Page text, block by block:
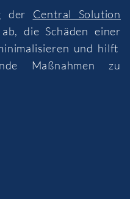
der Central Solution
die Schäden einer
und hilft
Maßnahmen zu